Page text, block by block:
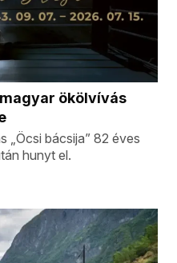
ökölvívás
„Öcsi bácsija” 82 éves
hunyt el.